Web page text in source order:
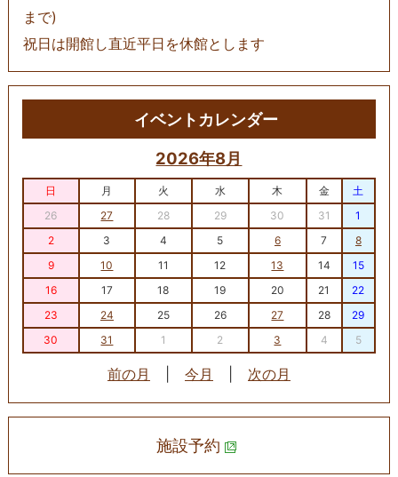
まで)
祝日は開館し直近平日を休館とします
イベントカレンダー
2026年8月
日 月 火 水 木 金
土
26
27 28 29 30 31
1
2
3 4 5 6 7
8
9
10 11 12 13 14
15
16
17 18 19 20 21
22
23
24 25 26 27 28
29
30
31 1 2 3 4 5
前の月 今月 次の月
施設予約